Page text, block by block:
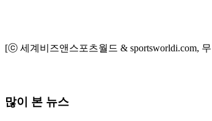
[ⓒ 세계비즈앤스포츠월드 & sportsworldi.com,
많이 본 뉴스